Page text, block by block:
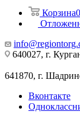
Корзина0
640027, г.
641870, г.
Вконтакте